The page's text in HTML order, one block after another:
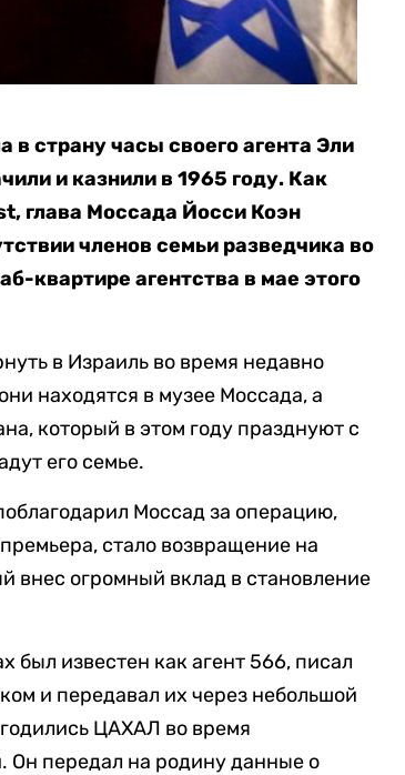
в страну часы своего агента Эли
и казнили в 1965 году. Как
глава Моссада Йосси Коэн
членов семьи разведчика во
квартире агентства в мае этого
в Израиль во время недавно
находятся в музее Моссада, а
который в этом году празднуют с
его семье.
Моссад за операцию,
стало возвращение на
внес огромный вклад в становление
был известен как агент 566, писал
и передавал их через небольшой
ЦАХАЛ во время
Он передал на родину данные о